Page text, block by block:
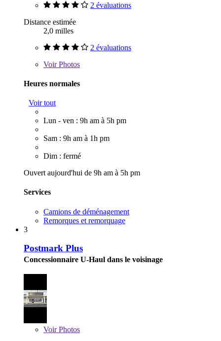
2 évaluations
Distance estimée
2,0 milles
2 évaluations
VoirPhotos
Heures normales
Voir tout
Lun - ven : 9h am à 5h pm
Sam : 9h am à 1h pm
Dim : fermé
Ouvert aujourd'hui de 9h am à 5h pm
Services
Camions de déménagement
Remorques et remorquage
3
Postmark Plus
Concessionnaire U-Haul dans le voisinage
VoirPhotos